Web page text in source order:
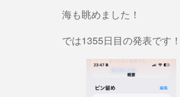
海も眺めました！
では1355日目の発表です！